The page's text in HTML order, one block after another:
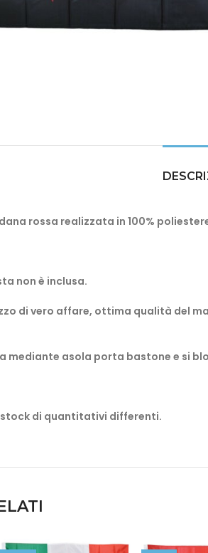
rossa realizzata in 100%
non è inclusa.
di vero affare, ottima qualità del
mediante asola porta bastone e si
di quantitativi differenti.